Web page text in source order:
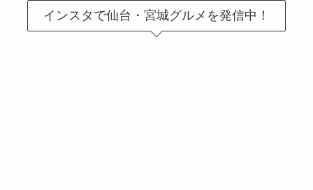
インスタで仙台・宮城グルメを発信中！